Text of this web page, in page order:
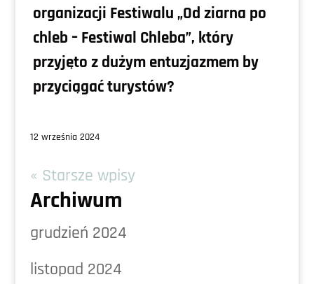
organizacji Festiwalu „Od ziarna po
chleb – Festiwal Chleba”, który
przyjęto z dużym entuzjazmem by
przyciągać turystów?
12 września 2024
« Starsze wpisy
Archiwum
grudzień 2024
listopad 2024